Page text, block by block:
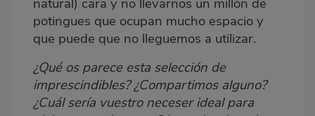
natural) cara y no llevarnos un millón de
potingues que ocupan mucho espacio y
que puede que no lleguemos a utilizar.
¿Qué os parece esta selección de
imprescindibles? ¿Compartimos alguno?
¿Cuál sería vuestro neceser ideal para